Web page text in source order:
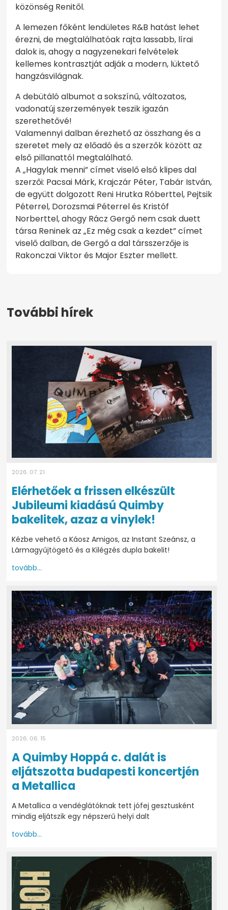
közönség Renitől.
A lemezen főként lendületes R&B hatást lehet
érezni, de megtalálhatóak rajta lassabb, lírai
dalok is, ahogy a nagyzenekari felvételek
kellemes kontrasztját adják a modern, lüktető
hangzásvilágnak.
A debütáló albumot a sokszínű, változatos,
vadonatúj szerzemények teszik igazán
szerethetővé!
Valamennyi dalban érezhető az összhang és a
szeretet mely az előadó és a szerzők között az
első pillanattól megtalálható.
A „Hagylak menni” címet viselő első klipes dal
szerzői: Pacsai Márk, Krajczár Péter, Tabár István,
de együtt dolgozott Reni Hrutka Róberttel, Pejtsik
Péterrel, Dorozsmai Péterrel és Kristóf
Norberttel, ahogy Rácz Gergő nem csak duett
társa Reninek az „Ez még csak a kezdet” címet
viselő dalban, de Gergő a dal társszerzője is
Rakonczai Viktor és Major Eszter mellett.
További hírek
2026. 07. 21
Elérhetőek a frissen elkészült
Jubileumi kiadású Quimby
bakelitek, azaz a vinylek!
Kézbe vehető a Káosz Amigos, az Instant Szeánsz, a
Lármagyűjtögető és a Kilégzés dupla bakelit!
tovább...
2026. 06. 15
A Quimby Hoppá c. dalát is
eljátszotta budapesti koncertjén
a Metallica
A Metallica a vendéglátóknak tett jófej gesztusként
mindig eljátszik egy népszerű helyi dalt
tovább...